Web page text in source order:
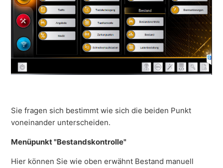
Sie fragen sich bestimmt wie sich die beiden Punkt
voneinander unterscheiden.
Menüpunkt "Bestandskontrolle"
Hier können Sie wie oben erwähnt Bestand manuell